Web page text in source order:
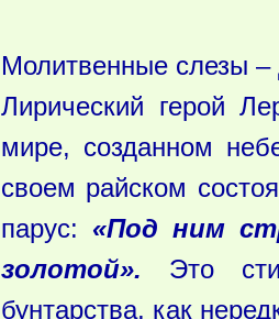
Молитвенные слезы
Лирический герой
мире, созданном
своем райском
парус: «Под ним
золотой». Это
бунтарства, как